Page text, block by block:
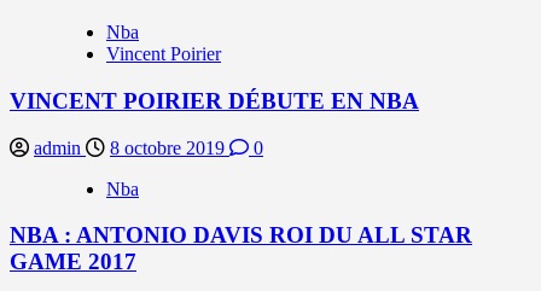
Nba
Vincent Poirier
VINCENT POIRIER DÉBUTE EN NBA
admin 8 octobre 2019
0
Nba
NBA : ANTONIO DAVIS ROI DU ALL STAR
GAME 2017